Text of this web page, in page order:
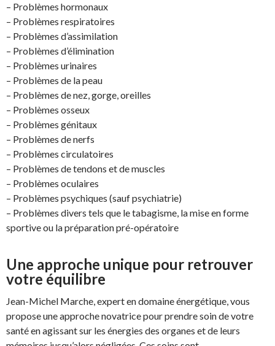
– Problèmes hormonaux
– Problèmes respiratoires
– Problèmes d’assimilation
– Problèmes d’élimination
– Problèmes urinaires
– Problèmes de la peau
– Problèmes de nez, gorge, oreilles
– Problèmes osseux
– Problèmes génitaux
– Problèmes de nerfs
– Problèmes circulatoires
– Problèmes de tendons et de muscles
– Problèmes oculaires
– Problèmes psychiques (sauf psychiatrie)
– Problèmes divers tels que le tabagisme, la mise en forme
sportive ou la préparation pré-opératoire
Une approche unique pour retrouver
votre équilibre
Jean-Michel Marche, expert en domaine énergétique, vous
propose une approche novatrice pour prendre soin de votre
santé en agissant sur les énergies des organes et de leurs